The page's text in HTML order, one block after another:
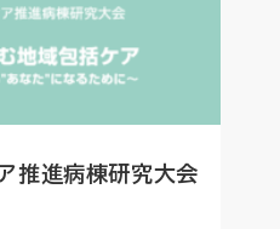
地域包括医療病棟とは
棟協会について
推進病棟研究大会